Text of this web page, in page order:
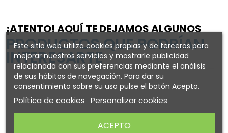
¡ATENTO! AQUÍ TE DEJAMOS ALGUNOS
PRODUCTOS QUE PODRÍAN
INTERESARTE
Este sitio web utiliza cookies propias y de terceros para
mejorar nuestros servicios y mostrarle publicidad
relacionada con sus preferencias mediante el análisis
de sus hábitos de navegación. Para dar su
consentimiento sobre su uso pulse el botón Acepto.
Política de cookies Personalizar cookies
ACEPTO